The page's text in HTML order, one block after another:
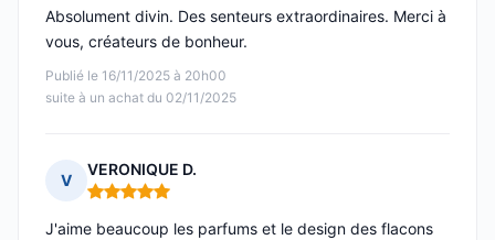
Publié le 16/11/2025 à 20h00
suite à un achat du 02/11/2025
Absolument divin. Des senteurs extraordinaires. Merci à
vous, créateurs de bonheur.
V
VERONIQUE D.
Note : 5 sur 5
J'aime beaucoup les parfums et le design des flacons